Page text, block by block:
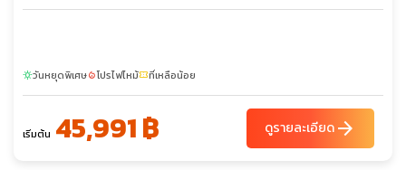
sunnyวันหยุดพิเศษlocal_fire_departmentโปรไฟไหม้confirmation_numberที่เหลือน้อย
เริ่มต้น 45,991 ฿ ดูรายละเอียดarrow_forward